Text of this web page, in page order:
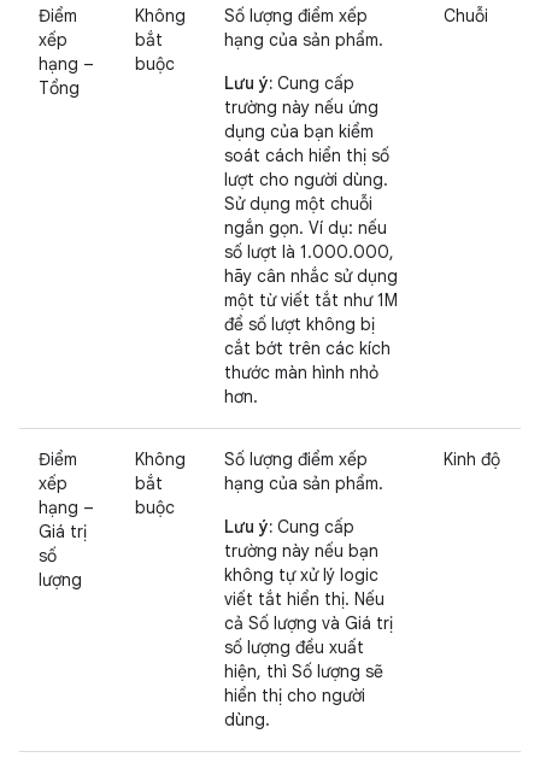
Điểm
xếp
hạng –
Tổng
Không
bắt
buộc
Số lượng điểm xếp
hạng của sản phẩm.
Lưu ý: Cung cấp
trường này nếu ứng
dụng của bạn kiểm
soát cách hiển thị số
lượt cho người dùng.
Sử dụng một chuỗi
ngắn gọn. Ví dụ: nếu
số lượt là 1.000.000,
hãy cân nhắc sử dụng
một từ viết tắt như 1M
để số lượt không bị
cắt bớt trên các kích
thước màn hình nhỏ
hơn.
Chuỗi
Điểm
xếp
hạng –
Giá trị
số
lượng
Không
bắt
buộc
Số lượng điểm xếp
hạng của sản phẩm.
Lưu ý: Cung cấp
trường này nếu bạn
không tự xử lý logic
viết tắt hiển thị. Nếu
cả Số lượng và Giá trị
số lượng đều xuất
hiện, thì Số lượng sẽ
hiển thị cho người
dùng.
Kinh độ